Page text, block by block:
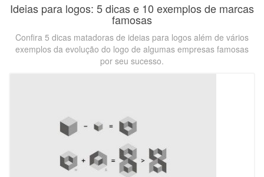
Ideias para logos: 5 dicas e 10 exemplos de marcas
famosas
Confira 5 dicas matadoras de ideias para logos além de vários
exemplos da evolução do logo de algumas empresas famosas
por seu sucesso.